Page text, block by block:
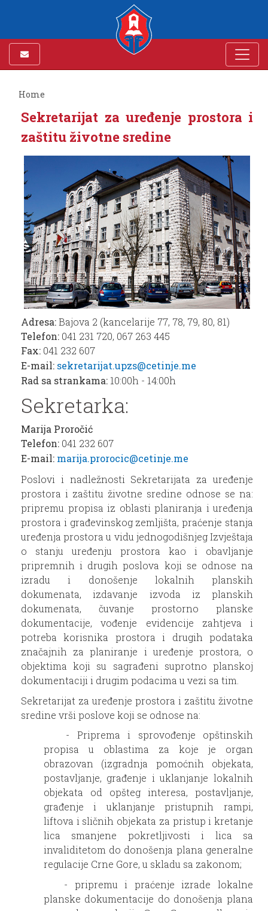
Home
Sekretarijat za uređenje prostora i
zaštitu životne sredine
Adresa:Bajova 2 (kancelarije 77, 78, 79, 80, 81)
Telefon: 041 231 720, 067 263 445
Fax: 041 232 607
E-mail: sekretarijat.upzs@cetinje.me
Rad sa strankama: 10:00h - 14:00h
Sekretarka:
Marija Proročić
Telefon: 041 232 607
E-mail: marija.prorocic@cetinje.me
Poslovi i nadležnosti Sekretarijata za uređenje
prostora i zaštitu životne sredine odnose se na:
pripremu propisa iz oblasti planiranja i uređenja
prostora i građevinskog zemljišta, praćenje stanja
uređenja prostora u vidu jednogodišnjeg Izvještaja
o stanju uređenju prostora kao i obavljanje
pripremnih i drugih poslova koji se odnose na
izradu i donošenje lokalnih planskih
dokumenata, izdavanje izvoda iz planskih
dokumenata, čuvanje prostorno planske
dokumentacije, vođenje evidencije zahtjeva i
potreba korisnika prostora i drugih podataka
značajnih za planiranje i uređenje prostora, o
objektima koji su sagrađeni suprotno planskoj
dokumentaciji i drugim podacima u vezi sa tim.
Sekretarijat za uređenje prostora i zaštitu životne
sredine vrši poslove koji se odnose na:
- Priprema i sprovođenje opštinskih
propisa u oblastima za koje je organ
obrazovan (izgradnja pomoćnih objekata,
postavljanje, građenje i uklanjanje lokalnih
objekata od opšteg interesa, postavljanje,
građenje i uklanjanje pristupnih rampi,
liftova i sličnih objekata za pristup i kretanje
lica smanjene pokretljivosti i lica sa
invaliditetom do donošenja plana generalne
regulacije Crne Gore, u skladu sa zakonom;
- pripremu i praćenje izrade lokalne
planske dokumentacije do donošenja plana